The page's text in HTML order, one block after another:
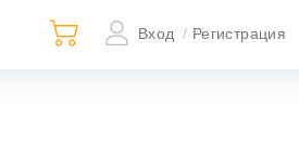
Вход / Регистрация